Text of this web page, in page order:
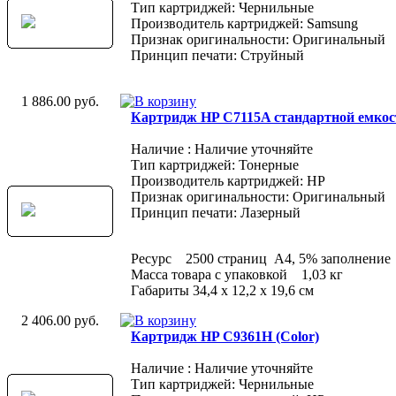
Тип картриджей: Чернильные
Производитель картриджей: Samsung
Признак оригинальности: Оригинальный
Принцип печати: Струйный
1 886.00 руб.
Картридж HP C7115A стандартной
Наличие : Наличие уточняйте
Тип картриджей: Тонерные
Производитель картриджей: HP
Признак оригинальности: Оригинальный
Принцип печати: Лазерный
Ресурс 2500 страниц A4, 5% заполнение
Масса товара с упаковкой 1,03 кг
Габариты 34,4 x 12,2 x 19,6 см
2 406.00 руб.
Картридж HP C9361H (Color)
Наличие : Наличие уточняйте
Тип картриджей: Чернильные